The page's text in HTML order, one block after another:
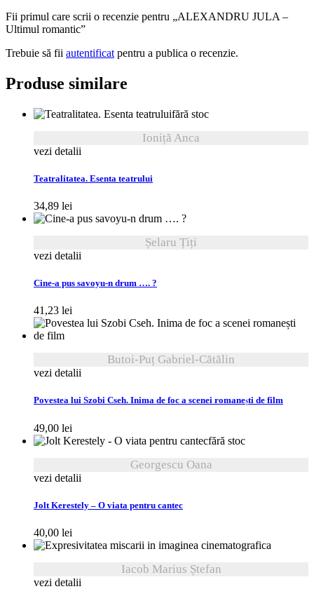
Fii primul care scrii o recenzie pentru „ALEXANDRU JULA –
Ultimul romantic”
Trebuie să fii autentificat pentru a publica o recenzie.
Produse similare
fără stoc
Ioniță Anca
vezi detalii
Teatralitatea. Esenta teatrului
34,89 lei
Șelaru Țiți
vezi detalii
Cine-a pus savoyu-n drum …. ?
41,23 lei
Butoi-Puț Gabriel-Cătălin
vezi detalii
Povestea lui Szobi Cseh. Inima de foc a scenei romanești de film
49,00 lei
fără stoc
Georgescu Oana
vezi detalii
Jolt Kerestely – O viata pentru cantec
40,00 lei
Iacob Marius Ștefan
vezi detalii